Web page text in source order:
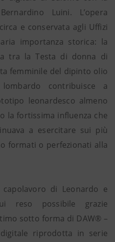
Luini. L’opera
e conservata agli Uffizi
importanza storica: la
tra la Testa di donna di
femminile del dipinto olio
contribuisce a
leonardesco almeno
la fortissima influenza che
a esercitare sui più
formati o perfezionati alla
di Leonardo e
possibile grazie
sotto forma di DAW® –
riprodotta in serie